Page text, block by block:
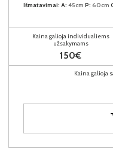
Išmatavimai: A: 45cm P: 60cm
Kaina galioja individualiems
užsakymams
150€
Kaina galioja